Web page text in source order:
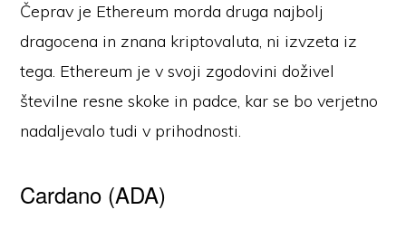
Čeprav je Ethereum morda druga najbolj
dragocena in znana kriptovaluta, ni izvzeta iz
tega. Ethereum je v svoji zgodovini doživel
številne resne skoke in padce, kar se bo verjetno
nadaljevalo tudi v prihodnosti.
Cardano (ADA)